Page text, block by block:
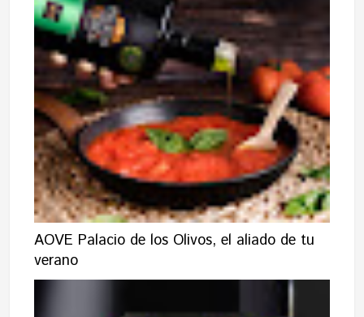
AOVE Palacio de los Olivos, el aliado de tu
verano